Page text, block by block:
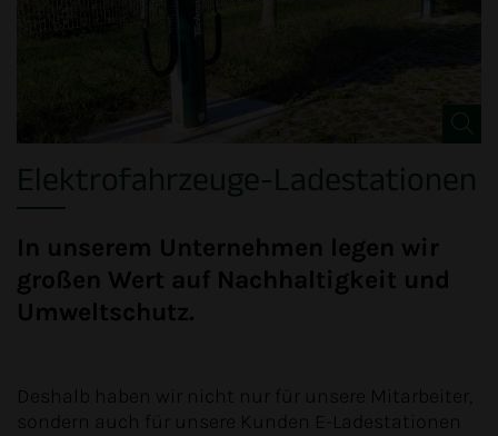
Elektrofahrzeuge-Ladestationen
In unserem Unternehmen legen wir
großen Wert auf Nachhaltigkeit und
Umweltschutz.
Deshalb haben wir nicht nur für unsere Mitarbeiter,
sondern auch für unsere Kunden E-Ladestationen